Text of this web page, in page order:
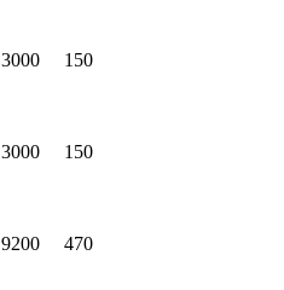
3000 150
3000 150
9200 470